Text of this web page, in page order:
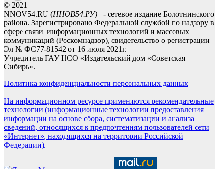
© 2021
NNOV54.RU (ННОВ54.РУ) - сетевое издание Болотнинского
района. Зарегистрировано Федеральной службой по надзору в
сфере связи, информационных технологий и массовых
коммуникаций (Роскомнадзор), свидетельство о регистрации
Эл № ФС77-81542 от 16 июля 2021г.
Учредитель ГАУ НСО «Издательский дом «Советская
Сибирь».
Политика конфиденциальности персональных данных
На информационном ресурсе применяются рекомендательные
технологии (информационные технологии предоставления
информации на основе сбора, систематизации и анализа
сведений, относящихся к предпочтениям пользователей сети
«Интернет», находящихся на территории Российской
Федерации).